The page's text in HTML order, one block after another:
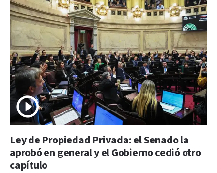
Ley de Propiedad Privada: el Senado la
aprobó en general y el Gobierno cedió otro
capítulo